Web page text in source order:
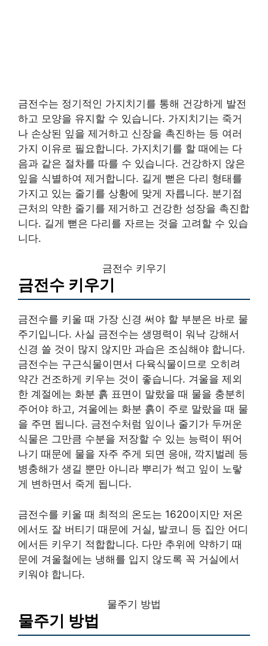
금전수는 정기적인 가지치기를 통해 건강하게 발전
하고 모양을 유지할 수 있습니다. 가지치기는 죽거
나 손상된 잎을 제거하고 신장을 촉진하는 등 여러
가지 이유로 필요합니다. 가지치기를 할 때에는 다
음과 같은 절차를 따를 수 있습니다. 건강하지 않은
잎을 식별하여 제거합니다. 길게 뻗은 다리 형태를
가지고 있는 줄기를 상황에 맞게 자릅니다. 분기점
근처의 약한 줄기를 제거하고 건강한 성장을 촉진합
니다. 길게 뻗은 다리를 자르는 것을 고려할 수 있습
니다.
금전수 키우기
금전수 키우기
금전수를 키울 때 가장 신경 써야 할 부분은 바로 물
주기입니다. 사실 금전수는 생명력이 워낙 강해서
신경 쓸 것이 많지 않지만 과습은 조심해야 합니다.
금전수는 구근식물이면서 다육식물이므로 오히려
약간 건조하게 키우는 것이 좋습니다. 겨울을 제외
한 계절에는 화분 흙 표면이 말랐을 때 물을 충분히
주어야 하고, 겨울에는 화분 흙이 주로 말랐을 때 물
을 주면 됩니다. 금전수처럼 잎이나 줄기가 두꺼운
식물은 그만큼 수분을 저장할 수 있는 능력이 뛰어
나기 때문에 물을 자주 주게 되면 응애, 깍지벌레 등
병충해가 생길 뿐만 아니라 뿌리가 썩고 잎이 노랗
게 변하면서 죽게 됩니다.
금전수를 키울 때 최적의 온도는 1620이지만 저온
에서도 잘 버티기 때문에 거실, 발코니 등 집안 어디
에서든 키우기 적합합니다. 다만 추위에 약하기 때
문에 겨울철에는 냉해를 입지 않도록 꼭 거실에서
키워야 합니다.
물주기 방법
물주기 방법